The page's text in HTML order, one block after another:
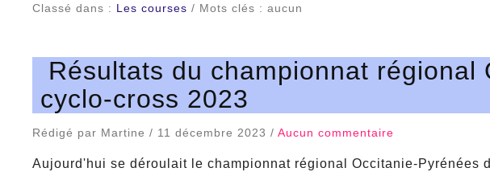
Classé dans : Les courses / Mots clés : aucun
Résultats du championnat régional
cyclo-cross 2023
Rédigé par Martine / 11 décembre 2023 / Aucun commentaire
Aujourd'hui se déroulait le championnat régional Occitanie-Pyrénées